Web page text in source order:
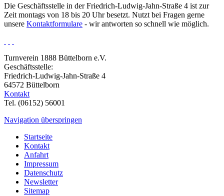
Die Geschäftsstelle in der Friedrich-Ludwig-Jahn-Straße 4 ist zur
Zeit montags von 18 bis 20 Uhr besetzt. Nutzt bei Fragen gerne
unsere Kontaktformulare - wir antworten so schnell wie möglich.
Turnverein 1888 Büttelborn e.V.
Geschäftsstelle:
Friedrich-Ludwig-Jahn-Straße 4
64572 Büttelborn
Kontakt
Tel. (06152) 56001
Navigation überspringen
Startseite
Kontakt
Anfahrt
Impressum
Datenschutz
Newsletter
Sitemap